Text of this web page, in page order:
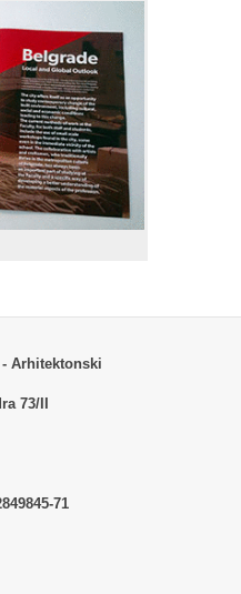
Arhitektonski
73/II
71